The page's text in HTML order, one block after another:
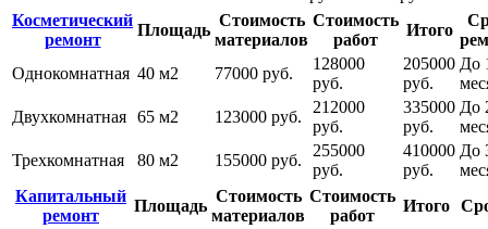
Косметический
ремонт
Площадь
Стоимость
материалов
Стоимость
работ
Итого
Однокомнатная 40 м2 77000 руб.
128000
руб.
205000
руб.
До
Двухкомнатная 65 м2 123000 руб.
212000
руб.
335000
руб.
До
Трехкомнатная
80 м2 155000 руб.
255000
руб.
410000
руб.
До
Капитальный
ремонт
Площадь
Стоимость
материалов
Стоимость
работ
Итого